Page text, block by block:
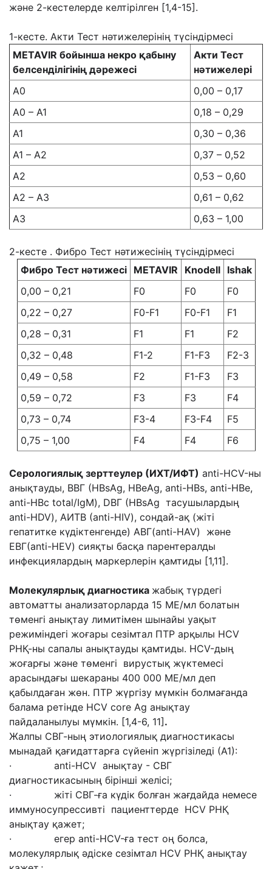
және 2-кестелерде келтірілген [1,4-15].
1-кесте. Акти Тест нәтижелерінің түсіндірмесі
METAVIR бойынша некро қабыну
белсенділігінің дәрежесі
Акти Тест
нәтижелері
А0
0,00 – 0,17
А0 – А1
0,18 – 0,29
А1
0,30 – 0,36
А1 – А2
0,37 – 0,52
А2
0,53 – 0,60
А2 – А3
0,61 – 0,62
А3
0,63 – 1,00
2-кесте . Фибро Тест нәтижесінің түсіндірмесі
Фибро Тестнәтижесі METAVIR Knodell
Ishak
0,00 – 0,21
F0 F0
F0
0,22 – 0,27
F0-F1 F0-F1
F1
0,28 – 0,31
F1 F1
F2
0,32 – 0,48
F1-2 F1-F3
F2-3
0,49 – 0,58
F2 F1-F3
F3
0,59 – 0,72
F3 F3
F4
0,73 – 0,74
F3-4 F3-F4
F5
0,75 – 1,00
F4 F4 F6
Серологиялық зерттеулер (ИХТ/ИФТ) anti-HCV-ны
анықтауды, ВВГ (HBsAg, HBeAg, anti-HBs, anti-HBe,
anti-HBc total/IgM), DВГ (HBsAg тасушылардың
anti-HDV), АИТВ (anti-HIV), сондай-ақ (жіті
гепатитке күдіктенгенде) АВГ(anti-HAV) және
ЕВГ(anti-HEV) сияқты басқа парентералды
инфекциялардың маркерлерін қамтиды [1,11].
Молекулярлық диагностика жабық түрдегі
автоматты анализаторларда 15 МЕ/мл болатын
төменгі анықтау лимитімен шынайы уақыт
режиміндегі жоғары сезімтал ПТР арқылы HCV
РHҚ-ны сапалы анықтауды қамтиды. HCV-дың
жоғарғы және төменгі вирустық жүктемесі
арасындағы шекараны 400 000 МЕ/мл деп
қабылдаған жөн. ПТР жүргізу мүмкін болмағанда
балама ретінде HCV core Ag анықтау
пайдаланылуы мүмкін. [1,4-6, 11] .
Жалпы СВГ-ның этиологиялық диагностикасы
мынадай қағидаттарға сүйеніп жүргізіледі (А1):
· anti-HCV анықтау - СВГ
диагностикасының бірінші желісі;
· жіті СВГ-ға күдік болған жағдайда немесе
иммуносупрессивті пациенттерде HCV РНҚ
анықтау қажет;
· егер anti-HCV-ға тест оң болса,
молекулярлық әдіске сезімтал HCV РНҚ анықтау